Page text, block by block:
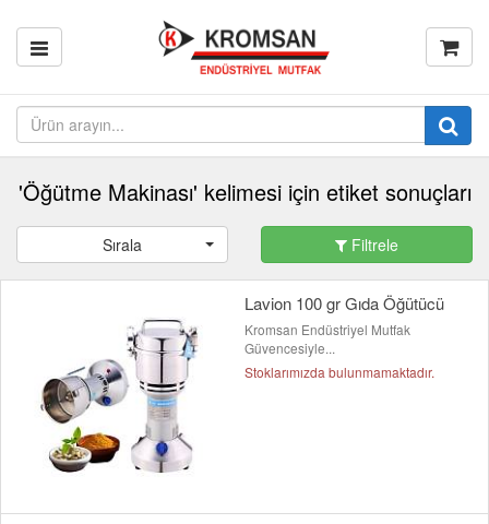
'Öğütme Makinası' kelimesi için etiket sonuçları
Sırala Filtrele
Lavion 100 gr Gıda Öğütücü
Kromsan Endüstriyel Mutfak
Güvencesiyle...
Stoklarımızda bulunmamaktadır.